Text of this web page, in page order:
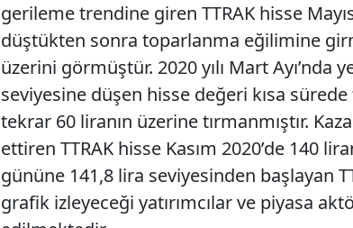
gerileme trendine giren TTRAK hisse
düştükten sonra toparlanma eğilimine
üzerini görmüştür. 2020 yılı Mart Ayı’nda
seviyesine düşen hisse değeri kısa
tekrar 60 liranın üzerine tırmanmıştır.
ettiren TTRAK hisse Kasım 2020’de 140
gününe 141,8 lira seviyesinden başlayan
grafik izleyeceği yatırımcılar ve piyasa